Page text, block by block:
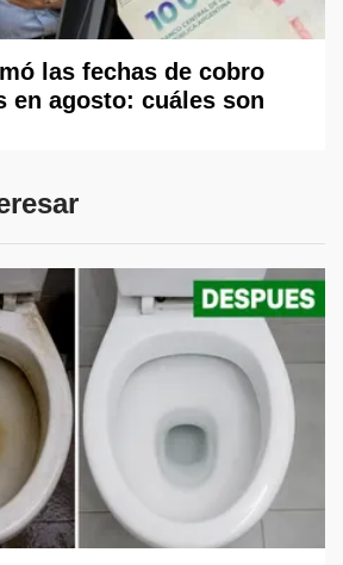
las fechas de cobro
en agosto: cuáles son